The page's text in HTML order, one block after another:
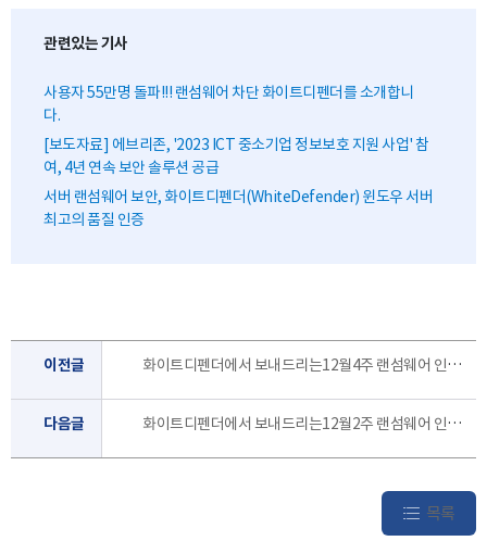
관련있는 기사
사용자 55만명 돌파!!! 랜섬웨어 차단 화이트디펜더를 소개합니
다.
[보도자료] 에브리존, '2023 ICT 중소기업 정보보호 지원 사업' 참
여, 4년 연속 보안 솔루션 공급
서버 랜섬웨어 보안, 화이트디펜더(WhiteDefender) 윈도우 서버
최고의 품질 인증
이전글 화이트디펜더에서 보내드리는12월4주 랜섬웨어 인포 레터 입니다.
다음글 화이트디펜더에서 보내드리는12월2주 랜섬웨어 인포 레터 입니다.
목록